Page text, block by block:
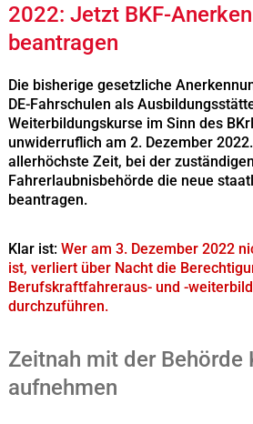
2022: Jetzt BKF-
beantragen
Die bisherige gesetzliche
DE-Fahrschulen als
Weiterbildungskurse im Sinn des
unwiderruflich am 2. Dezember
allerhöchste Zeit, bei der zuständigen
Fahrerlaubnisbehörde die neue
beantragen.
Klar ist: Wer am 3. Dezember 2022
ist, verliert über Nacht die
Berufskraftfahreraus- und -
durchzuführen.
Zeitnah mit der Behörde
aufnehmen